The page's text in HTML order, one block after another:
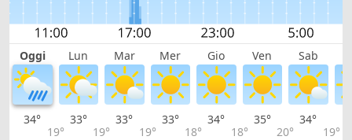
Oggi Lun Mar Mer Gio Ven Sab
34°
19°
33°
19°
33°
19°
33°
18°
34°
18°
35°
20°
34°
19°